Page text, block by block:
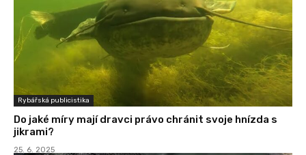
Rybářská publicistika
Do jaké míry mají dravci právo chránit svoje hnízda s
jikrami?
25. 6. 2025